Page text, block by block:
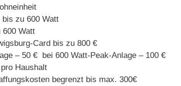
bis zu 600 Watt
600 Watt
Card bis zu 800 €
– 50 € bei 600 Watt-Peak-Anlage – 100 €
Haushalt
begrenzt bis max. 300€